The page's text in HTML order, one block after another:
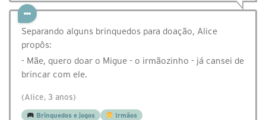
Separando alguns brinquedos para doação, Alice
propôs:
- Mãe, quero doar o Migue - o irmãozinho - já cansei de
brincar com ele.
(Alice, 3 anos)
Brinquedos e jogos Irmãos